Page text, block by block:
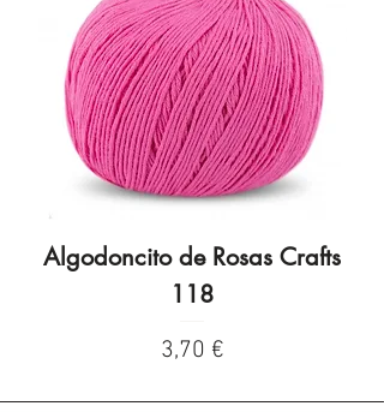
Algodoncito de Rosas Crafts
118
Preço
3,70 €